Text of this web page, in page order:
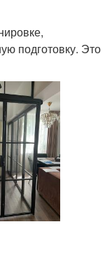
подготовку. Это